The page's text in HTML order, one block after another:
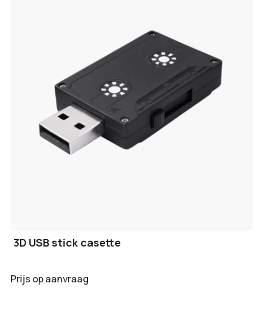
3D USB stick casette
Prijs op aanvraag